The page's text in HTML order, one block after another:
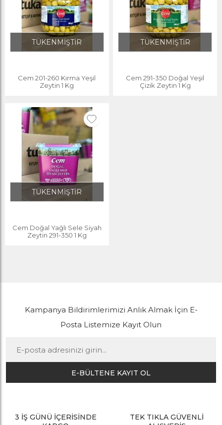
TÜKENMİŞTİR
Cem 201-260 Kırma Yeşil
Zeytin 1 Kg
TÜKENMİŞTİR
Cem 291-350 Doğal Yeşil
Çizik Zeytin 1 Kg
TÜKENMİŞTİR
Cem Doğal Yağlı Sele Siyah
Zeytin 291-350 1 Kg
Kampanya Bildirimlerimizi Anlık Almak İçin E-
Posta Listemize Kayıt Olun
E-BÜLTENE KAYIT OL
3 İŞ GÜNÜ İÇERİSİNDE
TEK TIKLA GÜVENLİ